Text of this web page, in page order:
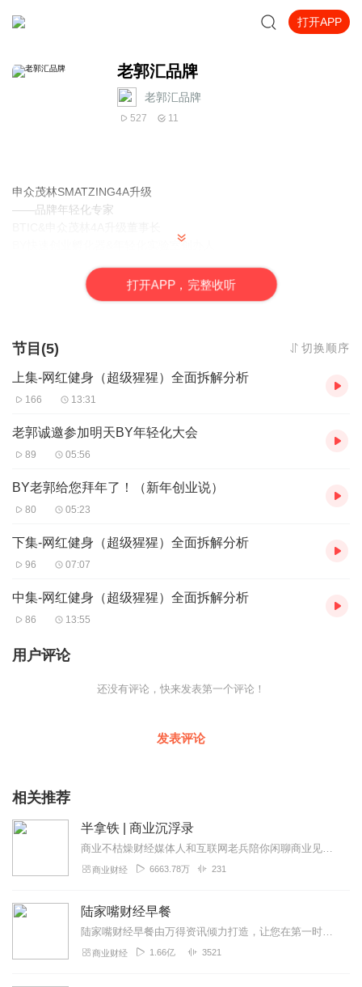
打开APP
老郭汇品牌
老郭汇品牌
527 11
申众茂林SMATZING4A升级
——品牌年轻化专家
BY快速创业孵化器&年轻化实验室创办人
知名品牌设计师、投资人
这里交流品牌思想和方法工具
特别提示：申众茂林总部位于上海徐汇滨江
打开APP，完整收听
节目(5) 切换顺序
上集-网红健身（超级猩猩）全面拆解分析
166 13:31
老郭诚邀参加明天BY年轻化大会
89 05:56
BY老郭给您拜年了！（新年创业说）
80 05:23
下集-网红健身（超级猩猩）全面拆解分析
96 07:07
中集-网红健身（超级猩猩）全面拆解分析
86 13:55
用户评论
还没有评论，快来发表第一个评论！
发表评论
相关推荐
半拿铁 | 商业沉浮录
商业不枯燥财经媒体人和互联网老兵陪你闲聊商业见闻。来杯半拿铁，边喝边唠。
商业财经 6663.78万 231
陆家嘴财经早餐
陆家嘴财经早餐由万得资讯倾力打造，让您在第一时间了解最全最新的财经资讯，上班族早上醒脑充电必备！（搜索微信公众号：Wind资讯或windzxsh，每天早晨推...
商业财经 1.66亿 3521